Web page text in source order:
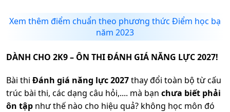
Xem thêm điểm chuẩn theo phương thức Điểm học bạ
năm 2023
DÀNH CHO 2K9 – ÔN THI ĐÁNH GIÁ NĂNG LỰC 2027!
Bài thi Đánh giá năng lực 2027thay đổi toàn bộ từ cấu
trúc bài thi, các dạng câu hỏi,.... mà bạn chưa biết phải
ôn tập như thế nào cho hiệu quả? không học môn đó